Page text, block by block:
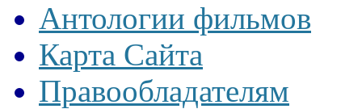
Антологии фильмов
Карта Сайта
Правообладателям